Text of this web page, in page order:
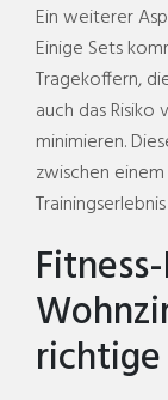
Ein weiterer
Einige Sets
Tragekoffern,
auch das
minimieren.
zwischen